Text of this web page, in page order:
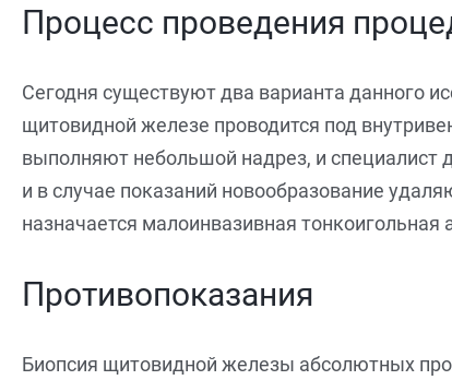
Процесс проведения
Сегодня существуют два варианта данного
щитовидной железе проводится под
выполняют небольшой надрез, и специалист
и в случае показаний новообразование
назначается малоинвазивная
Противопоказания
Биопсия щитовидной железы абсолютных